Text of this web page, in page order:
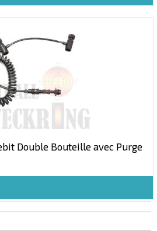
Double Bouteille avec Purge